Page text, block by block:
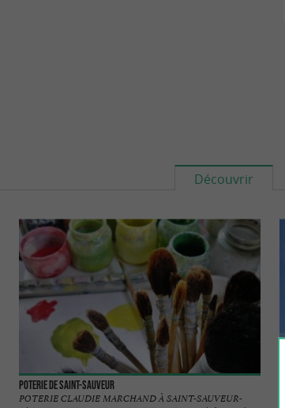
Découvrir
Poterie de Saint-Sauveur
POTERIE CLAUDIE MARCHAND À SAINT-SAUVEUR-